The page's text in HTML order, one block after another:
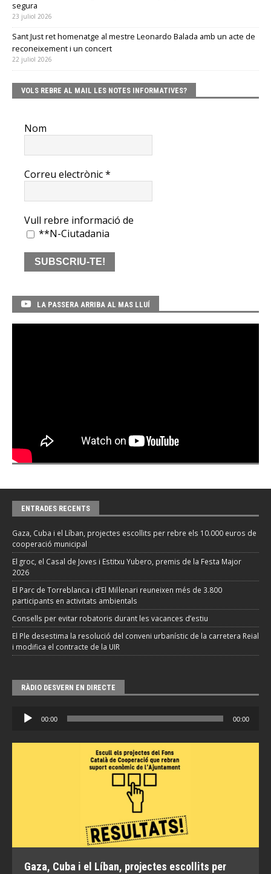
segura
23 juliol 2026
Sant Just ret homenatge al mestre Leonardo Balada amb un acte de
reconeixement i un concert
22 juliol 2026
VOLS REBRE AL MAIL LES NOTES INFORMATIVES?
Nom
Correu electrònic*
Vull rebre informació de
**N-Ciutadania
LA PASSERA ARRIBA AL MAS LLUÍ
ENTRADES RECENTS
Gaza, Cuba i el Líban, projectes escollits per rebre els 10.000 euros de
cooperació municipal
El groc, el Casal de Joves i Estitxu Yubero, premis de la Festa Major
2026
El Parc de Torreblanca i d’El Mil·lenari reuneixen més de 3.800
participants en activitats ambientals
Consells per evitar robatoris durant les vacances d’estiu
El Ple desestima la resolució del conveni urbanístic de la carretera Reial
i modifica el contracte de la UIR
RÀDIO DESVERN EN DIRECTE
Reproductor
d'àudio
00:00 00:00
Gaza, Cuba i el Líban, projectes escollits per